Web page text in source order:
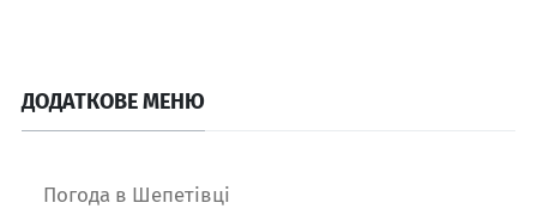
ДОДАТКОВЕ МЕНЮ
Погода в Шепетівці